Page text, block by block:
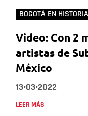
BOGOTÁ EN
Video: Con 2
artistas de
México
13•03•2022
LEER MÁS